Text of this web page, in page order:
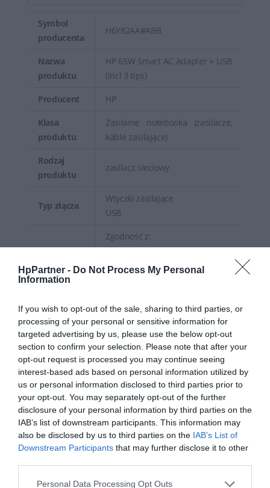
HpPartner - Do Not Process My Personal
Information
If you wish to opt-out of the sale, sharing to third parties, or
processing of your personal or sensitive information for
targeted advertising by us, please use the below opt-out
section to confirm your selection. Please note that after your
opt-out request is processed you may continue seeing
interest-based ads based on personal information utilized by
us or personal information disclosed to third parties prior to
your opt-out. You may separately opt-out of the further
disclosure of your personal information by third parties on the
IAB’s list of downstream participants. This information may
also be disclosed by us to third parties on the IAB’s List of
Downstream Participants that may further disclose it to other
Personal Data Processing Opt Outs
Zasilacze HP są niezwykle ważnymi elementami
funkcjonalność, zabezpieczenia, kompatybilność i
prawidłowego działania urządzeń elektronicznych.
Ważne jest korzystanie z zasilaczy oryginalnych lub
zgodnych z zaleceniami producenta, aby uniknąć
problemów z zasilaniem i ewentualnych uszkodzeń
sprzętu.
Symbol
producenta
H6Y82AA#ABB
Nazwa
produktu
HP 65W Smart AC Adapter + USB
(incl 3 tips)
Producent HP
Klasa
produktu
Zasilanie notebooka (zasilacze,
kable zasilające)
Rodzaj
produktu
zasilacz sieciowy
Typ złącza
Wtyczki zasilające
USB
Dodatkowe
informacje
Zgodność z:
HP EliteBook 720 G1
HP EliteBook 720 G2
HP EliteBook 740 G2
HP EliteBook 745 G2
HP EliteBook 750 G1
HP EliteBook 750 G2
HP EliteBook 755 G1
HP EliteBook 820 G1
HP Elitebook 840 G1
HP EliteBook 840 G2
HP Elitebook 850 G1
HP EliteBook 850 G2
HP Pro x2 612 G1
HP ProBook 430 G2
HP ProBook 450 G2